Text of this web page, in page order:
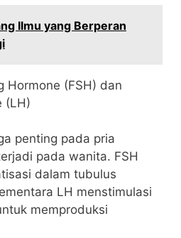
Ilmu yang Berperan
Hormone (FSH) dan
(LH)
penting pada pria
pada wanita. FSH
dalam tubulus
LH menstimulasi
memproduksi